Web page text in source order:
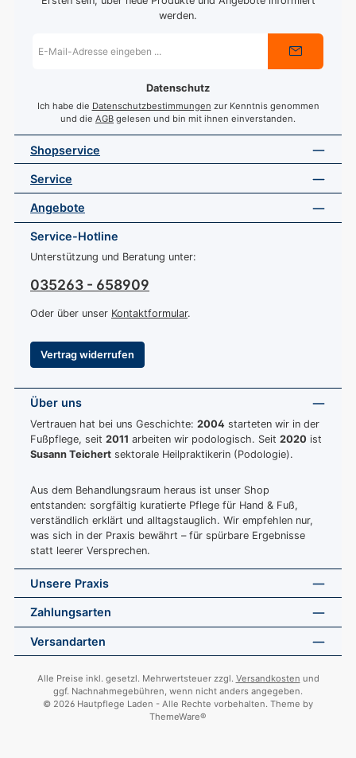
werden.
Mail-
Datenschutz
Ich habe die Datenschutzbestimmungen zur Kenntnis genommen
und die AGB gelesen und bin mit ihnen einverstanden.
Shopservice
Service
Angebote
Service-Hotline
Unterstützung und Beratung unter:
035263 - 658909
Oder über unser Kontaktformular.
Vertrag widerrufen
Über uns
Vertrauen hat bei uns Geschichte: 2004 starteten wir in der
Fußpflege, seit 2011 arbeiten wir podologisch. Seit 2020 ist
Susann Teichert sektorale Heilpraktikerin (Podologie).
Aus dem Behandlungsraum heraus ist unser Shop
entstanden: sorgfältig kuratierte Pflege für Hand & Fuß,
verständlich erklärt und alltagstauglich. Wir empfehlen nur,
was sich in der Praxis bewährt – für spürbare Ergebnisse
statt leerer Versprechen.
Unsere Praxis
Zahlungsarten
Versandarten
Alle Preise inkl. gesetzl. Mehrwertsteuer zzgl. Versandkosten und
ggf. Nachnahmegebühren, wenn nicht anders angegeben.
© 2026 Hautpflege Laden - Alle Rechte vorbehalten. Theme by
ThemeWare®